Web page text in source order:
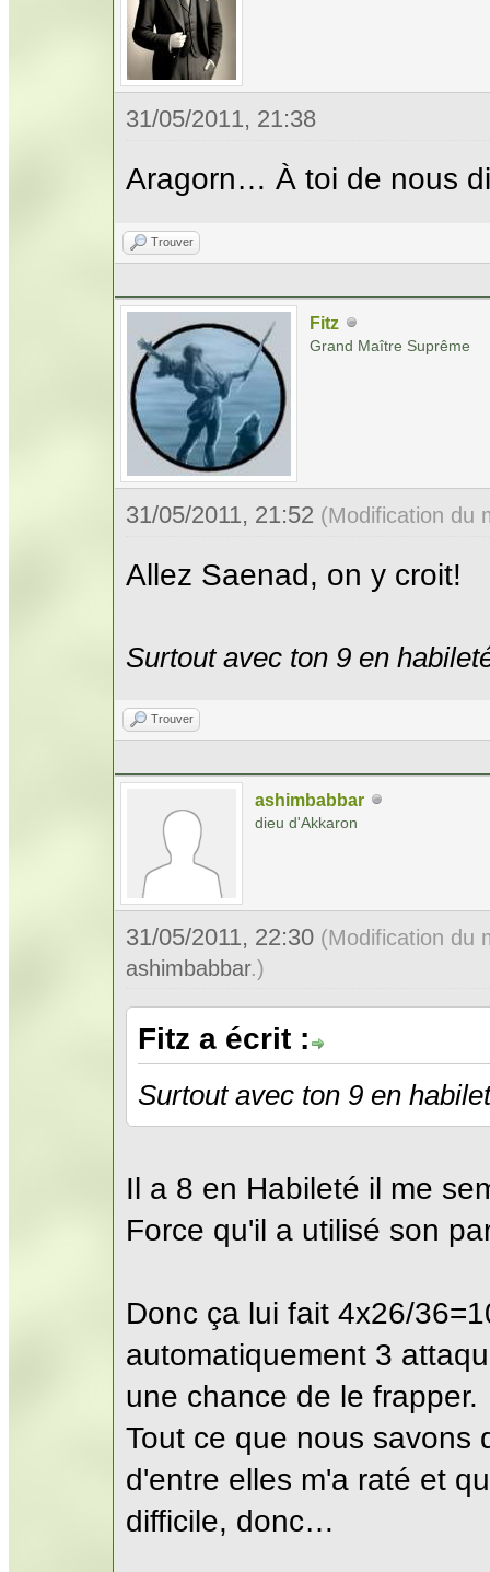
31/05/2011, 21:38
Aragorn… À toi de nous
Trouver
Fitz
Grand Maître Suprême
31/05/2011, 21:52 (Modification du
Allez Saenad, on y croit!
Surtout avec ton 9 en
Trouver
ashimbabbar
dieu d'Akkaron
31/05/2011, 22:30 (Modification du
ashimbabbar.)
Fitz a écrit :
Surtout avec ton 9 en
Il a 8 en Habileté il me
Force qu'il a utilisé son
Donc ça lui fait 4x26/
automatiquement 3
une chance de le frapper.
Tout ce que nous savons
d'entre elles m'a raté et
difficile, donc…